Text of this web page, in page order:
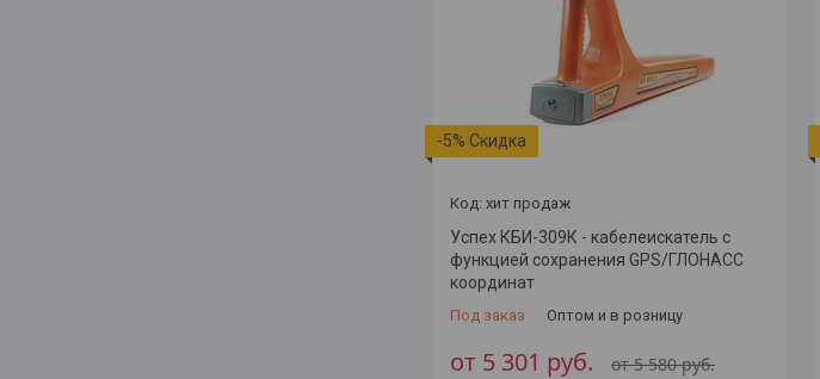
-5%
хит продаж
Успех КБИ-309К - кабелеискатель с
функцией сохранения GPS/ГЛОНАСС
координат
Под заказ Оптом и в розницу
от 5 580руб.
от 5 301 руб.